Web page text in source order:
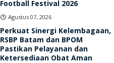
Football Festival 2026
Agustus 07, 2026
Perkuat Sinergi Kelembagaan,
RSBP Batam dan BPOM
Pastikan Pelayanan dan
Ketersediaan Obat Aman